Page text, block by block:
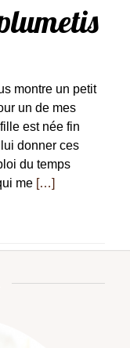
montre un petit
un de mes
est née fin
donner ces
du temps
me […]